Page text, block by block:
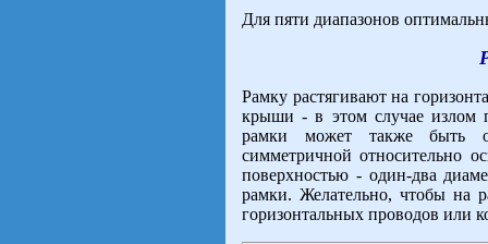
Для пяти диапазонов
Рамку растягивают на
крыши - в этом случае излом
рамки может также быть
симметричной относительно
поверхностью - один-два
рамки. Желательно, чтобы на
горизонтальных проводов или